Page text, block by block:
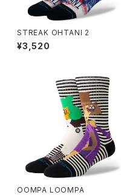
STREAK OHTANI 2
¥3,520
OOMPA LOOMPA